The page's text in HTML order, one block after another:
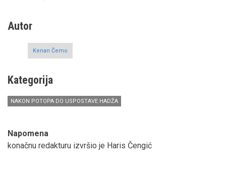
Autor
Kenan Čemo
Kategorija
NAKON POTOPA DO USPOSTAVE HADŽA
Napomena
konačnu redakturu izvršio je Haris Čengić